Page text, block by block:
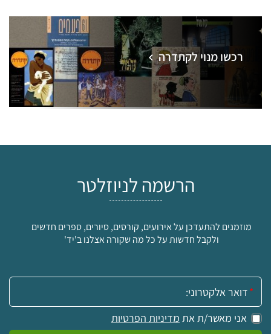
רכשו מנוי לקתדרה
הרשמה לניוזלטר
מוזמנים להתעדכן על אירועים, קורסים, סיורים, ספרים חדשים
ולקבל חדשות על כל מה שקורה אצלנו ב'יד'
אימייל:
אני מאשר/ת את מדיניות הפרטיות